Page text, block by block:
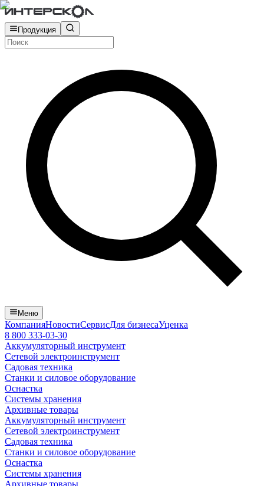
Продукция
Меню
КомпанияНовостиСервисДля бизнесаУценка
8 800 333-03-30
Аккумуляторный инструмент
Сетевой электроинструмент
Садовая техника
Станки и силовое оборудование
Оснастка
Системы хранения
Архивные товары
Аккумуляторный инструмент
Сетевой электроинструмент
Садовая техника
Станки и силовое оборудование
Оснастка
Системы хранения
Архивные товары